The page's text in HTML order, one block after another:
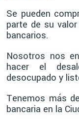
Se pueden
parte de su
bancarios.
Nosotros nos
hacer el
desocupado y
Tenemos más
bancaria en la